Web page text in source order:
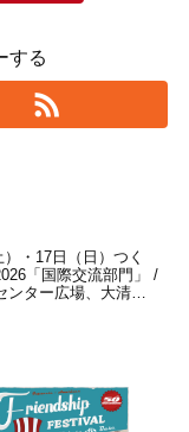
する
・17日（日）つく
「国際交流部門」 /
ター広場、大清水